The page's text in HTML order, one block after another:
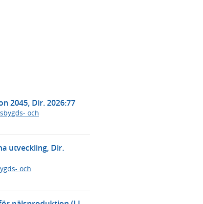
2045, Dir. 2026:77
och
utveckling, Dir.
och